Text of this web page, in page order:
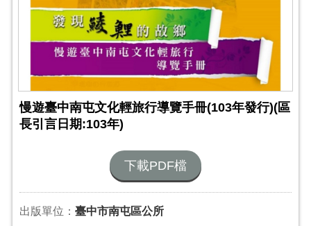
慢遊臺中南屯文化輕旅行導覽手冊(103年發行)(區
長引言日期:103年)
下載PDF檔
出版單位： 臺中市南屯區公所